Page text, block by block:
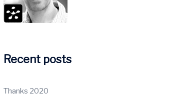
Recent posts
Thanks 2020